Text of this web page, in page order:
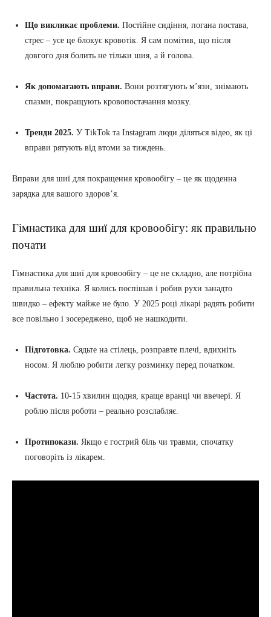
Що викликає проблеми. Постійне сидіння, погана постава,
стрес – усе це блокує кровотік. Я сам помітив, що після
довгого дня болить не тільки шия, а й голова.
Як допомагають вправи. Вони розтягують м’язи, знімають
спазми, покращують кровопостачання мозку.
Тренди 2025. У TikTok та Instagram люди діляться відео, як ці
вправи рятують від втоми за тиждень.
Вправи для шиї для покращення кровообігу – це як щоденна
зарядка для вашого здоров’я.
Гімнастика для шиї для кровообігу: як правильно
почати
Гімнастика для шиї для кровообігу – це не складно, але потрібна
правильна техніка. Я колись поспішав і робив рухи занадто
швидко – ефекту майже не було. У 2025 році лікарі радять робити
все повільно і зосереджено, щоб не нашкодити.
Підготовка. Сядьте на стілець, розправте плечі, вдихніть
носом. Я люблю робити легку розминку перед початком.
Частота. 10-15 хвилин щодня, краще вранці чи ввечері. Я
роблю після роботи – реально розслабляє.
Протипокази. Якщо є гострий біль чи травми, спочатку
поговоріть із лікарем.